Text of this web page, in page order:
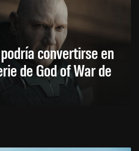
convertirse en
de God of War de